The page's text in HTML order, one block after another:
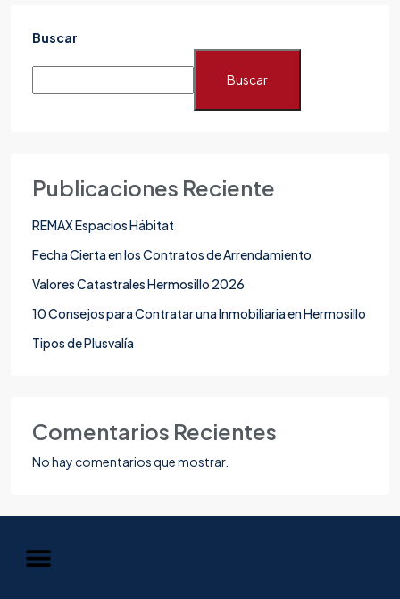
Buscar
Buscar
Publicaciones Reciente
REMAX Espacios Hábitat
Fecha Cierta en los Contratos de Arrendamiento
Valores Catastrales Hermosillo 2026
10 Consejos para Contratar una Inmobiliaria en Hermosillo
Tipos de Plusvalía
Comentarios Recientes
No hay comentarios que mostrar.